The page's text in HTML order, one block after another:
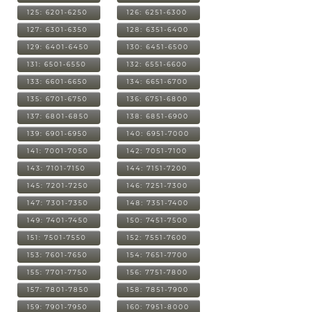
125: 6201-6250 126: 6251-6300
127: 6301-6350 128: 6351-6400
129: 6401-6450 130: 6451-6500
131: 6501-6550 132: 6551-6600
133: 6601-6650 134: 6651-6700
135: 6701-6750 136: 6751-6800
137: 6801-6850 138: 6851-6900
139: 6901-6950 140: 6951-7000
141: 7001-7050 142: 7051-7100
143: 7101-7150 144: 7151-7200
145: 7201-7250 146: 7251-7300
147: 7301-7350 148: 7351-7400
149: 7401-7450 150: 7451-7500
151: 7501-7550 152: 7551-7600
153: 7601-7650 154: 7651-7700
155: 7701-7750 156: 7751-7800
157: 7801-7850 158: 7851-7900
159: 7901-7950 160: 7951-8000